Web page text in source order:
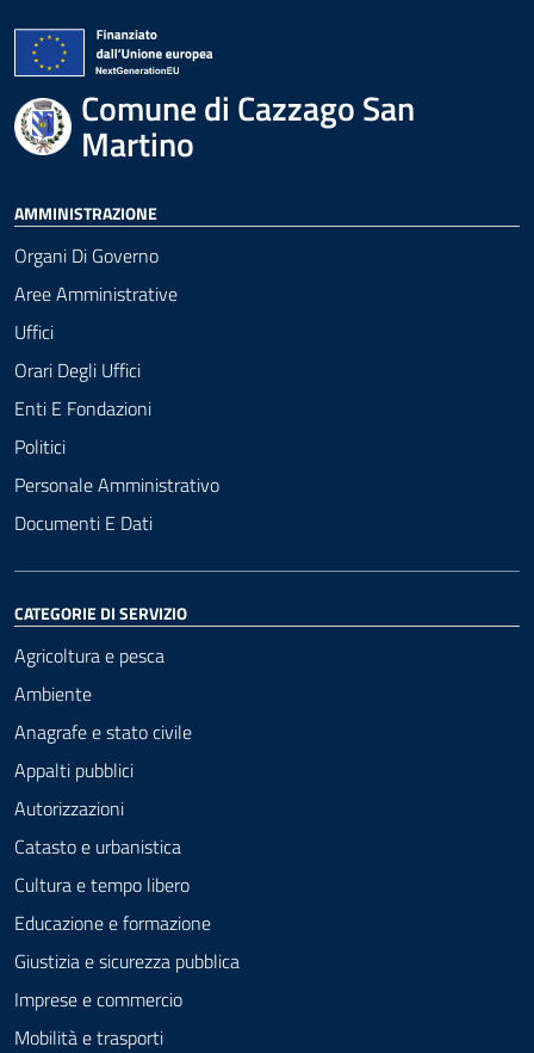
Comune di Cazzago San
Martino
AMMINISTRAZIONE
Organi Di Governo
Aree Amministrative
Uffici
Orari Degli Uffici
Enti E Fondazioni
Politici
Personale Amministrativo
Documenti E Dati
CATEGORIE DI SERVIZIO
Agricoltura e pesca
Ambiente
Anagrafe e stato civile
Appalti pubblici
Autorizzazioni
Catasto e urbanistica
Cultura e tempo libero
Educazione e formazione
Giustizia e sicurezza pubblica
Imprese e commercio
Mobilità e trasporti